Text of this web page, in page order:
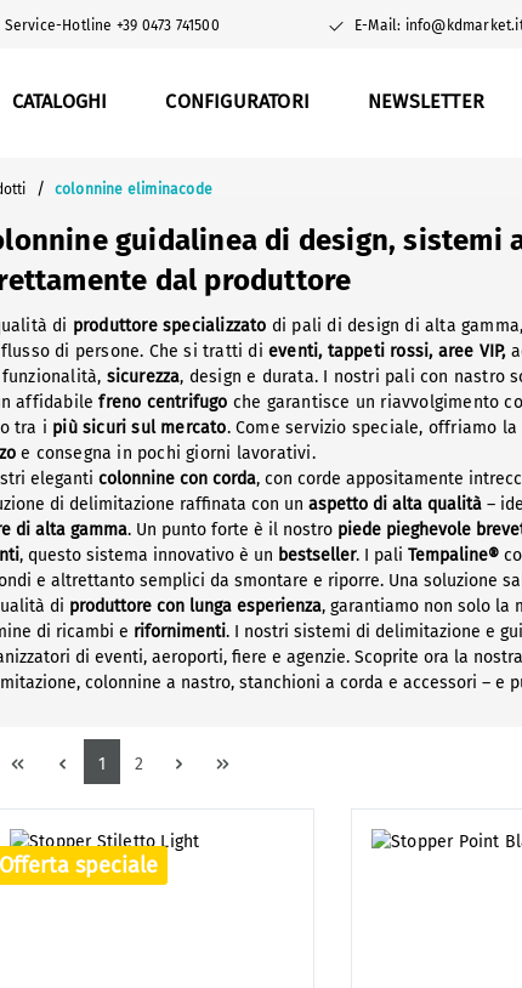
Service-Hotline +39 0473 741500 E-Mail:
CATALOGHI CONFIGURATORI NEWSLETTER
/ colonnine eliminacode
guidalinea di design,
dal produttore
di produttore specializzato di pali di design di alta
di persone. Che si tratti di eventi, tappeti rossi, aree VIP,
sicurezza, design e durata. I nostri pali con nastro
affidabilefreno centrifugo che garantisce un riavvolgimento
tra i più sicuri sul mercato. Come servizio speciale, offriamo la
e consegna in pochi giorni lavorativi.
eleganti colonnine con corda, con corde appositamente
di delimitazione raffinata con un aspetto di alta qualità –
di alta gamma. Un punto forte è il nostro piede pieghevole
, questo sistema innovativo è un bestseller. I pali Tempaline®
e altrettanto semplici da smontare e riporre. Una soluzione
di produttore con lunga esperienza, garantiamo non solo la
di ricambi e rifornimenti. I nostri sistemi di delimitazione e
di eventi, aeroporti, fiere e agenzie. Scoprite ora la
colonnine a nastro, stanchioni a corda e accessori – e
Pagina
1 Pagina
2
Offerta speciale